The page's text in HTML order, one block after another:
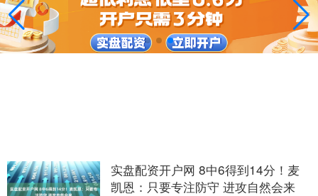
实盘配资开户网 8中6得到14分！麦
凯恩：只要专注防守 进攻自然会来